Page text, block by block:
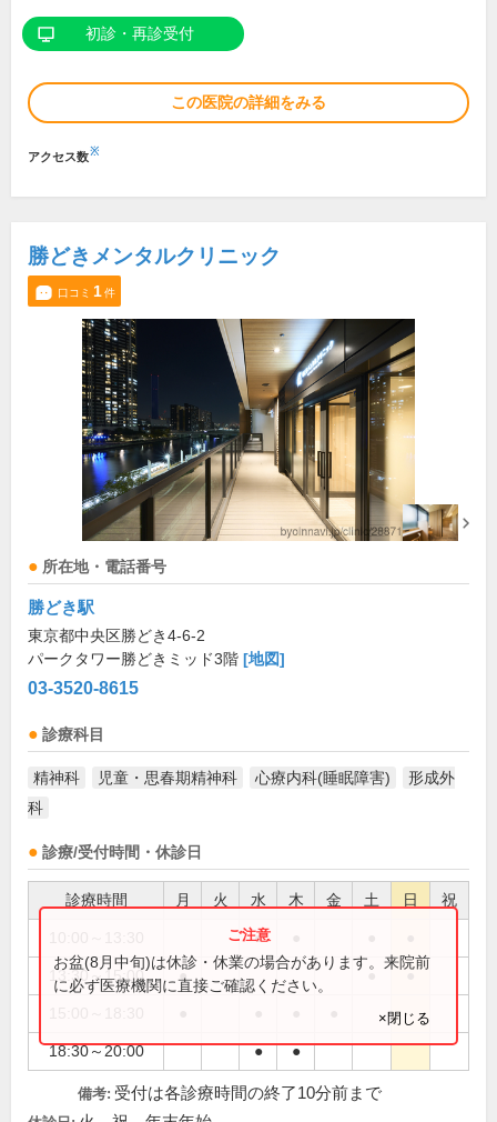
初診・再診受付
この医院の詳細をみる
アクセス数※
勝どきメンタルクリニック
口コミ 1件
所在地・電話番号
勝どき駅
東京都中央区勝どき4-6-2
パークタワー勝どきミッド3階 [地図]
03-3520-8615
診療科目
精神科 児童・思春期精神科 心療内科(睡眠障害)
形成外
科
診療/受付時間・休診日
診療時間 月 火 水 木 金 土 日 祝
●
13:30～15:00 ● ● ●
18:30～20:00 ● ●
お盆(8月中旬)は休診・休業の場合があります。来院前
に必ず医療機関に直接ご確認ください。
×閉じる
備考: 受付は各診療時間の終了10分前まで